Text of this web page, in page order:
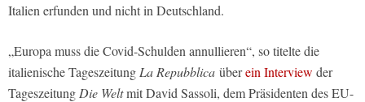
Italien erfunden und nicht in Deutschland.
„Europa muss die Covid-Schulden annullieren“, so titelte die
italienische Tageszeitung La Repubblica überein Interview der
Tageszeitung Die Weltmit David Sassoli, dem Präsidenten des EU-